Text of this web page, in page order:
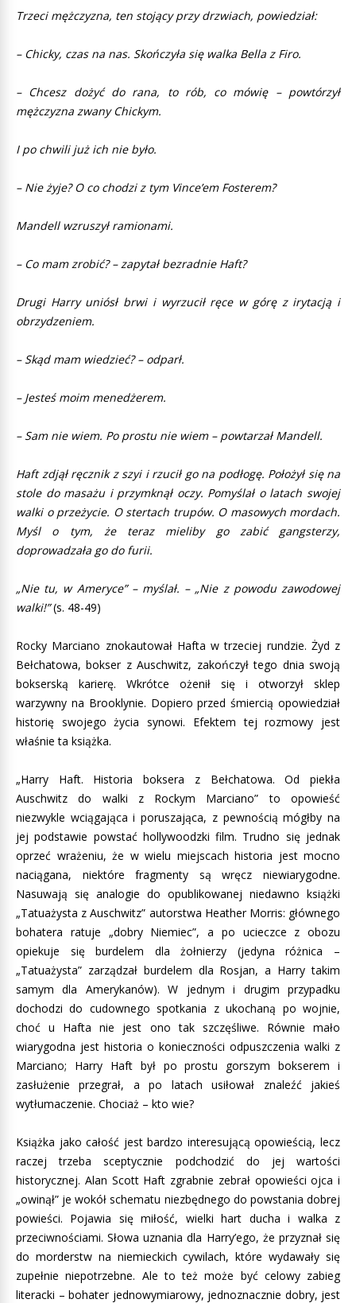
Trzeci mężczyzna, ten stojący przy drzwiach, powiedział:
– Chicky, czas na nas. Skończyła się walka Bella z Firo.
– Chcesz dożyć do rana, to rób, co mówię – powtórzył
mężczyzna zwany Chickym.
I po chwili już ich nie było.
– Nie żyje? O co chodzi z tym Vince’em Fosterem?
Mandell wzruszył ramionami.
– Co mam zrobić? – zapytał bezradnie Haft?
Drugi Harry uniósł brwi i wyrzucił ręce w górę z irytacją i
obrzydzeniem.
– Skąd mam wiedzieć? – odparł.
– Jesteś moim menedżerem.
– Sam nie wiem. Po prostu nie wiem – powtarzał Mandell.
Haft zdjął ręcznik z szyi i rzucił go na podłogę. Położył się na
stole do masażu i przymknął oczy. Pomyślał o latach swojej
walki o przeżycie. O stertach trupów. O masowych mordach.
Myśl o tym, że teraz mieliby go zabić gangsterzy,
doprowadzała go do furii.
„Nie tu, w Ameryce” – myślał. – „Nie z powodu zawodowej
walki!”(s. 48-49)
Rocky Marciano znokautował Hafta w trzeciej rundzie. Żyd z
Bełchatowa, bokser z Auschwitz, zakończył tego dnia swoją
bokserską karierę. Wkrótce ożenił się i otworzył sklep
warzywny na Brooklynie. Dopiero przed śmiercią opowiedział
historię swojego życia synowi. Efektem tej rozmowy jest
właśnie ta książka.
„Harry Haft. Historia boksera z Bełchatowa. Od piekła
Auschwitz do walki z Rockym Marciano” to opowieść
niezwykle wciągająca i poruszająca, z pewnością mógłby na
jej podstawie powstać hollywoodzki film. Trudno się jednak
oprzeć wrażeniu, że w wielu miejscach historia jest mocno
naciągana, niektóre fragmenty są wręcz niewiarygodne.
Nasuwają się analogie do opublikowanej niedawno książki
„Tatuażysta z Auschwitz” autorstwa Heather Morris: głównego
bohatera ratuje „dobry Niemiec”, a po ucieczce z obozu
opiekuje się burdelem dla żołnierzy (jedyna różnica –
„Tatuażysta” zarządzał burdelem dla Rosjan, a Harry takim
samym dla Amerykanów). W jednym i drugim przypadku
dochodzi do cudownego spotkania z ukochaną po wojnie,
choć u Hafta nie jest ono tak szczęśliwe. Równie mało
wiarygodna jest historia o konieczności odpuszczenia walki z
Marciano; Harry Haft był po prostu gorszym bokserem i
zasłużenie przegrał, a po latach usiłował znaleźć jakieś
wytłumaczenie. Chociaż – kto wie?
Książka jako całość jest bardzo interesującą opowieścią, lecz
raczej trzeba sceptycznie podchodzić do jej wartości
historycznej. Alan Scott Haft zgrabnie zebrał opowieści ojca i
„owinął” je wokół schematu niezbędnego do powstania dobrej
powieści. Pojawia się miłość, wielki hart ducha i walka z
przeciwnościami. Słowa uznania dla Harry’ego, że przyznał się
do morderstw na niemieckich cywilach, które wydawały się
zupełnie niepotrzebne. Ale to też może być celowy zabieg
literacki – bohater jednowymiarowy, jednoznacznie dobry, jest